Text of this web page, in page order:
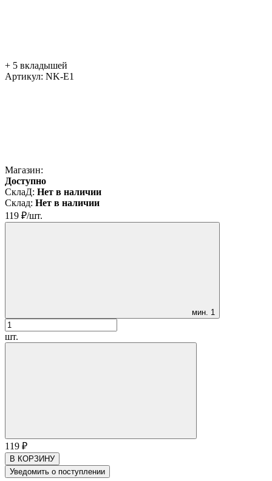
+ 5 вкладышей
Артикул: NK-E1
Магазин:
Доступно
СклаД: Нет в наличии
Склад: Нет в наличии
119 ₽/шт.
мин. 1
шт.
119 ₽
В КОРЗИНУ
Уведомить о поступлении